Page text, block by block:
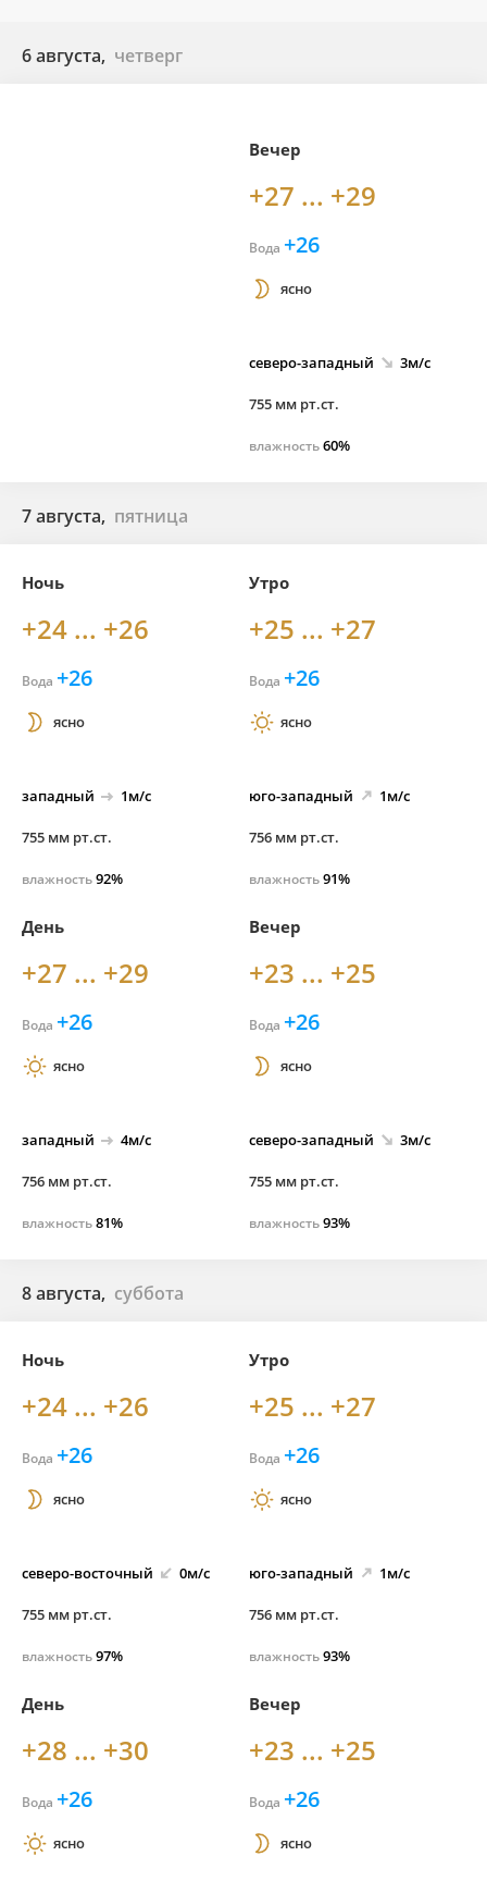
6 августа, четверг
Вечер
+27 ... +29
Вода +26
ясно
северо-западный 3м/с
755 мм рт.ст.
влажность60%
7 августа, пятница
Ночь
+24 ... +26
Вода +26
ясно
западный 1м/с
755 мм рт.ст.
влажность92%
Утро
+25 ... +27
Вода +26
ясно
юго-западный 1м/с
756 мм рт.ст.
влажность91%
День
+27 ... +29
Вода +26
ясно
западный 4м/с
756 мм рт.ст.
влажность81%
Вечер
+23 ... +25
Вода +26
ясно
северо-западный 3м/с
755 мм рт.ст.
влажность93%
8 августа, суббота
Ночь
+24 ... +26
Вода +26
ясно
северо-восточный 0м/с
755 мм рт.ст.
влажность97%
Утро
+25 ... +27
Вода +26
ясно
юго-западный 1м/с
756 мм рт.ст.
влажность93%
День
+28 ... +30
Вода +26
ясно
Вечер
+23 ... +25
Вода +26
ясно